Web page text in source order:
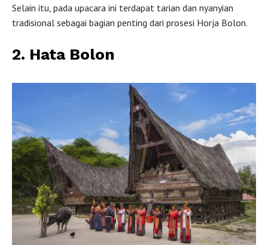
Selain itu, pada upacara ini terdapat tarian dan nyanyian
tradisional sebagai bagian penting dari prosesi Horja Bolon.
2. Hata Bolon